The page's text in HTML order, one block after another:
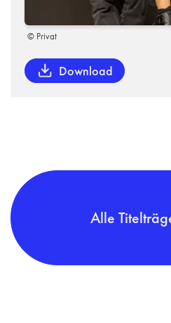
© Privat
Download
Alle